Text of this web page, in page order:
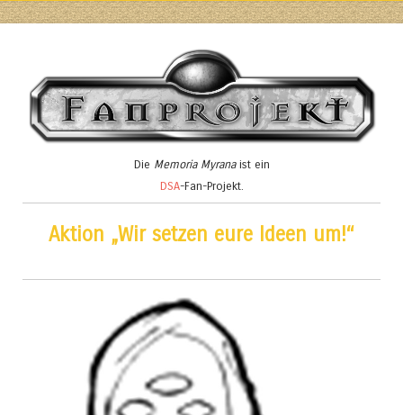
Die Memoria Myranaist ein
DSA-Fan-Projekt.
Aktion „Wir setzen eure Ideen um!“